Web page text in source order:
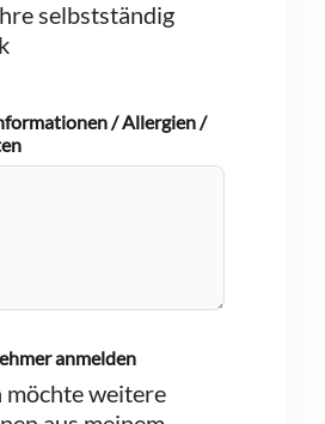
selbstständig
/ Allergien /
anmelden
möchte weitere